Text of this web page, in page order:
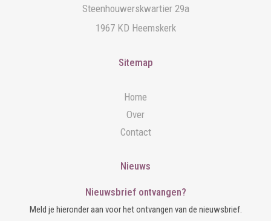
Steenhouwerskwartier 29a
1967 KD Heemskerk
Sitemap
Home
Over
Contact
Nieuws
Nieuwsbrief ontvangen?
Meld je hieronder aan voor het ontvangen van de nieuwsbrief.